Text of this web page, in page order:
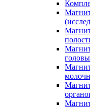
головы